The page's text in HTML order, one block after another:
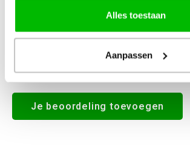
Alles toestaan
Aanpassen
Alle reviews
Je beoordeling toevoegen